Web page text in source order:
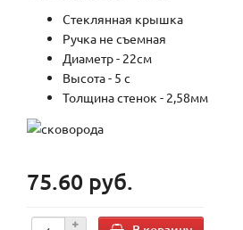
Стеклянная крышка
Ручка не съемная
Диаметр - 22см
Высота - 5 с
Толщина стенок - 2,58мм
75.60 руб.